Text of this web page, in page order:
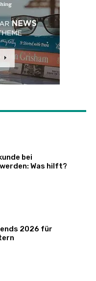
bei
Was hilft?
2026 für